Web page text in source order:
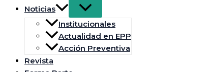
Noticias
Institucionales
Actualidad en EPP
Acción Preventiva
Revista